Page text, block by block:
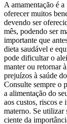
A amamentação é
oferecer muitos
devendo ser
mês, podendo ser
importante que
dieta saudável e
pode dificultar o
manter ou retornar
prejuízos à saúde
Consulte sempre o
a alimentação do
aos custos, riscos e
materno. Se utilizar
ciente da